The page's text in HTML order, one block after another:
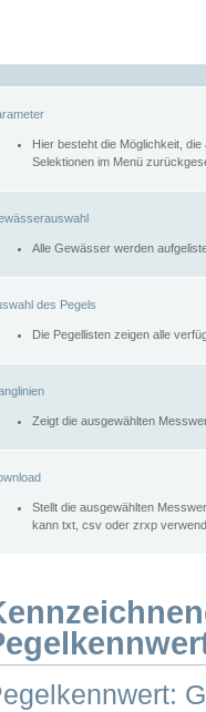
Hier besteht die Möglichkeit,
Selektionen im Menü
Alle Gewässer werden
des Pegels
Die Pegellisten zeigen alle
Zeigt die ausgewählten
Stellt die ausgewählten
kann txt, csv oder zrxp